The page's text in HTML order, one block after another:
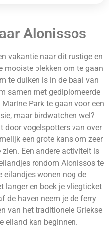
Alonissos
vakantie naar dit rustige en
mooiste plekken om te gaan
te duiken is in de baai van
samen met gediplomeerde
Park te gaan voor een
maar birdwatchen wel?
door vogelspotters van over
een grote kans om zeer
Een andere activiteit is
rondom Alonissos te
eilandjes wonen nog de
langer en boek je vliegticket
de haven neem je de ferry
van het traditionele Griekse
eiland kan beginnen.